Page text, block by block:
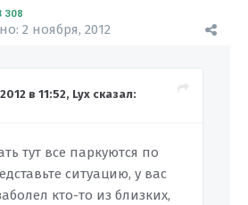
308
2 ноября, 2012
в 11:52, Lyx сказал:
тут все паркуются по
ситуацию, у вас
кто-то из близких,